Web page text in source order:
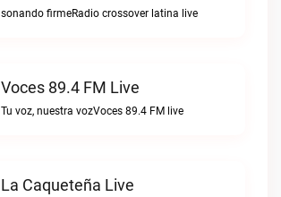
sonando firmeRadio crossover latina live
Voces 89.4 FM Live
Tu voz, nuestra vozVoces 89.4 FM live
La Caqueteña Live